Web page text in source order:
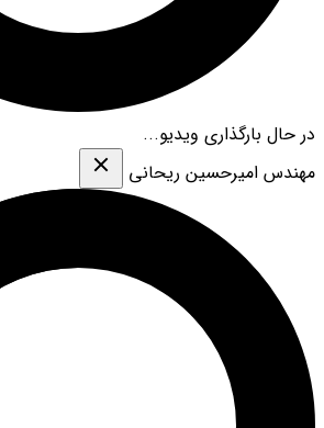
در حال بارگذاری ویدیو...
مهندس امیرحسین ریحانی